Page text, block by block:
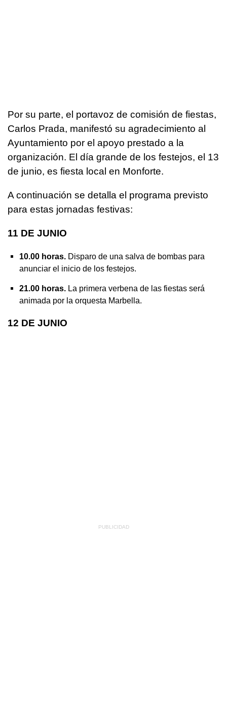
Por su parte, el portavoz de comisión de fiestas,
Carlos Prada, manifestó su agradecimiento al
Ayuntamiento por el apoyo prestado a la
organización. El día grande de los festejos, el 13
de junio, es fiesta local en Monforte.
A continuación se detalla el programa previsto
para estas jornadas festivas:
11 DE JUNIO
10.00 horas.Disparo de una salva de bombas para
anunciar el inicio de los festejos.
21.00 horas.La primera verbena de las fiestas será
animada por la orquesta Marbella.
12 DE JUNIO